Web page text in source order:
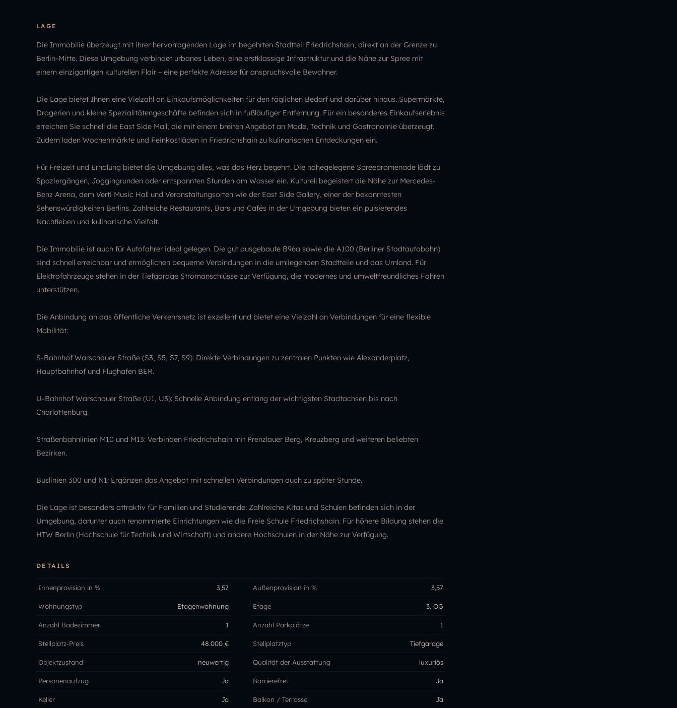
LAGE
Die Immobilie überzeugt mit ihrer hervorragenden Lage im begehrten Stadtteil Friedrichshain, direkt an der Grenze zu
Berlin-Mitte. Diese Umgebung verbindet urbanes Leben, eine erstklassige Infrastruktur und die Nähe zur Spree mit
einem einzigartigen kulturellen Flair – eine perfekte Adresse für anspruchsvolle Bewohner.
Die Lage bietet Ihnen eine Vielzahl an Einkaufsmöglichkeiten für den täglichen Bedarf und darüber hinaus. Supermärkte,
Drogerien und kleine Spezialitätengeschäfte befinden sich in fußläufiger Entfernung. Für ein besonderes Einkaufserlebnis
erreichen Sie schnell die East Side Mall, die mit einem breiten Angebot an Mode, Technik und Gastronomie überzeugt.
Zudem laden Wochenmärkte und Feinkostläden in Friedrichshain zu kulinarischen Entdeckungen ein.
Für Freizeit und Erholung bietet die Umgebung alles, was das Herz begehrt. Die nahegelegene Spreepromenade lädt zu
Spaziergängen, Joggingrunden oder entspannten Stunden am Wasser ein. Kulturell begeistert die Nähe zur Mercedes-
Benz Arena, dem Verti Music Hall und Veranstaltungsorten wie der East Side Gallery, einer der bekanntesten
Sehenswürdigkeiten Berlins. Zahlreiche Restaurants, Bars und Cafés in der Umgebung bieten ein pulsierendes
Nachtleben und kulinarische Vielfalt.
Die Immobilie ist auch für Autofahrer ideal gelegen. Die gut ausgebaute B96a sowie die A100 (Berliner Stadtautobahn)
sind schnell erreichbar und ermöglichen bequeme Verbindungen in die umliegenden Stadtteile und das Umland. Für
Elektrofahrzeuge stehen in der Tiefgarage Stromanschlüsse zur Verfügung, die modernes und umweltfreundliches Fahren
unterstützen.
Die Anbindung an das öffentliche Verkehrsnetz ist exzellent und bietet eine Vielzahl an Verbindungen für eine flexible
Mobilität:
S-Bahnhof Warschauer Straße (S3, S5, S7, S9): Direkte Verbindungen zu zentralen Punkten wie Alexanderplatz,
Hauptbahnhof und Flughafen BER.
U-Bahnhof Warschauer Straße (U1, U3): Schnelle Anbindung entlang der wichtigsten Stadtachsen bis nach
Charlottenburg.
Straßenbahnlinien M10 und M13: Verbinden Friedrichshain mit Prenzlauer Berg, Kreuzberg und weiteren beliebten
Bezirken.
Buslinien 300 und N1: Ergänzen das Angebot mit schnellen Verbindungen auch zu später Stunde.
Die Lage ist besonders attraktiv für Familien und Studierende. Zahlreiche Kitas und Schulen befinden sich in der
Umgebung, darunter auch renommierte Einrichtungen wie die Freie Schule Friedrichshain. Für höhere Bildung stehen die
HTW Berlin (Hochschule für Technik und Wirtschaft) und andere Hochschulen in der Nähe zur Verfügung.
DETAILS
Innenprovision in % 3,57 Außenprovision in % 3,57
Wohnungstyp Etagenwohnung Etage 3. OG
Anzahl Badezimmer 1 Anzahl Parkplätze 1
Stellplatz-Preis 48.000 € Stellplatztyp Tiefgarage
Objektzustand neuwertig Qualität der Ausstattung luxuriös
Personenaufzug Ja Barrierefrei Ja
Keller Ja Balkon / Terrasse Ja